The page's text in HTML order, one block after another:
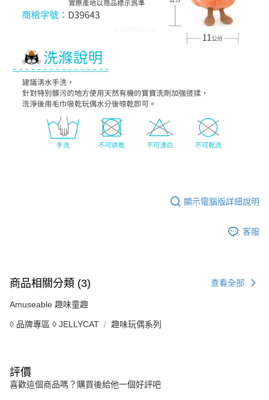
顯示電腦版詳細說明
客服
商品相關分類 (3) 查看全部
Amuseable 趣味童趣
◊ 品牌專區 ◊ JELLYCAT 趣味玩偶系列
評價
喜歡這個商品嗎？購買後給他一個好評吧